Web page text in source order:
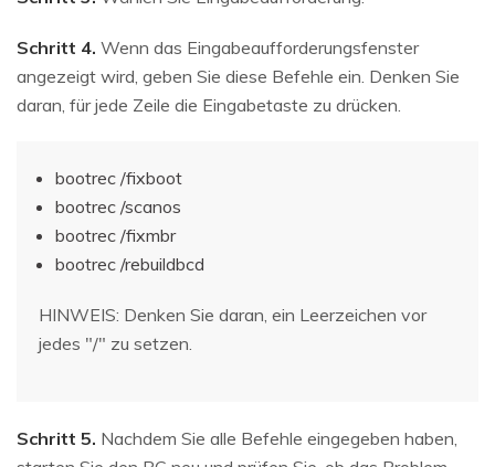
Schritt 4. Wenn das Eingabeaufforderungsfenster
angezeigt wird, geben Sie diese Befehle ein. Denken Sie
daran, für jede Zeile die Eingabetaste zu drücken.
bootrec /fixboot
bootrec /scanos
bootrec /fixmbr
bootrec /rebuildbcd
HINWEIS: Denken Sie daran, ein Leerzeichen vor
jedes "/" zu setzen.
Schritt 5. Nachdem Sie alle Befehle eingegeben haben,